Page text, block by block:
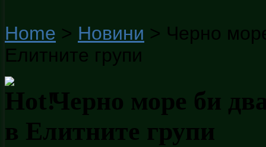
Home > Новини > Черно
Елитните групи
Черно море би
в Елитните групи